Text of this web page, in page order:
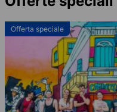
Offerta speciale